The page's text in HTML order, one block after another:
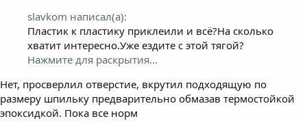
slavkom написал(а):
Пластик к пластику приклеили и всё?На сколько
хватит интересно.Уже ездите с этой тягой?
Нажмите для раскрытия...
Нет, просверлил отверстие, вкрутил подходящую по
размеру шпильку предварительно обмазав термостойкой
эпоксидкой. Пока все норм